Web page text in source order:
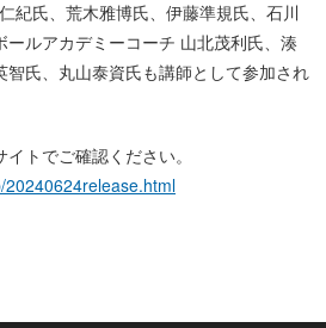
紀氏、荒木雅博氏、伊藤準規氏、石川
ルアカデミーコーチ 山北茂利氏、湊
智氏、丸山泰資氏も講師として参加され
トでご確認ください。